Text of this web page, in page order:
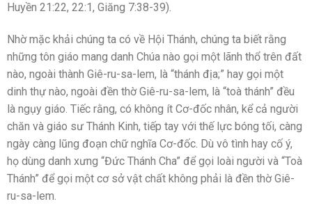
Huyền 21:22, 22:1, Giăng 7:38-39).
Nhờ mặc khải chúng ta có về Hội Thánh, chúng ta biết rằng
những tôn giáo mang danh Chúa nào gọi một lãnh thổ trên đất
nào, ngoài thành Giê-ru-sa-lem, là “thánh địa;” hay gọi một
dinh thự nào, ngoài đền thờ Giê-ru-sa-lem, là “toà thánh” đều
là ngụy giáo. Tiếc rằng, có không ít Cơ-đốc nhân, kể cả người
chăn và giáo sư Thánh Kinh, tiếp tay với thế lực bóng tối, càng
ngày càng lũng đoạn chữ nghĩa Cơ-đốc. Dù vô tình hay cố ý,
họ dùng danh xưng “Đức Thánh Cha” để gọi loài người và “Toà
Thánh” để gọi một cơ sở vật chất không phải là đền thờ Giê-
ru-sa-lem.